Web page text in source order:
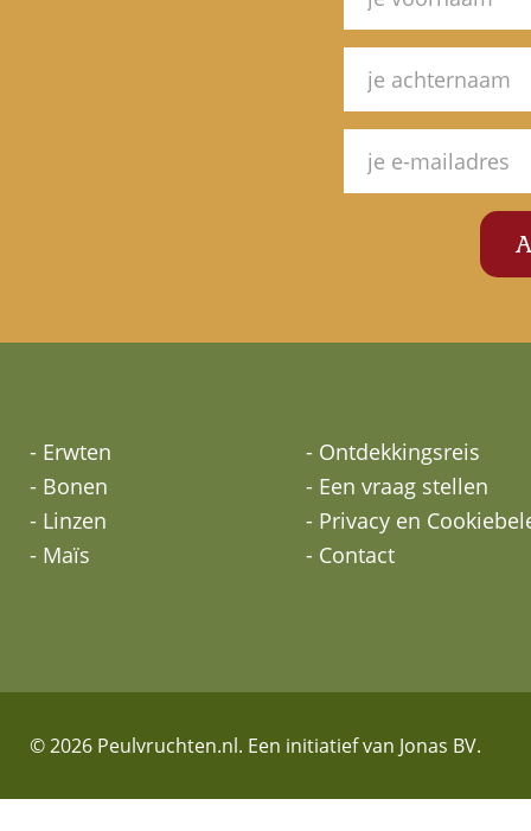
- Erwten
- Bonen
- Linzen
- Maïs
- Ontdekkingsreis
- Een vraag stellen
- Privacy en
- Contact
© 2026 Peulvruchten.nl. Een initiatief van Jonas BV.